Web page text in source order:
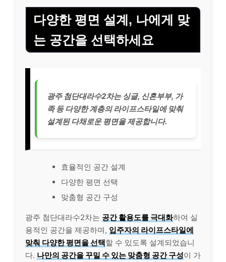
다양한 평면 설계, 나에게 맞
는 공간을 선택하세요
광주 첨단대라수2차는 싱글, 신혼부부, 가
족 등 다양한 계층의 라이프스타일에 맞춰
설계된 다채로운 평면을 제공합니다.
효율적인 공간 설계
다양한 평면 선택
맞춤형 공간 구성
광주 첨단대라수2차는 공간 활용도를 극대화하여 실
용적인 공간을 제공하며, 입주자의 라이프스타일에
맞춰 다양한 평면을 선택할 수 있도록 설계되었습니
다. 나만의 공간을 꾸밀 수 있는 맞춤형 공간 구성이 가